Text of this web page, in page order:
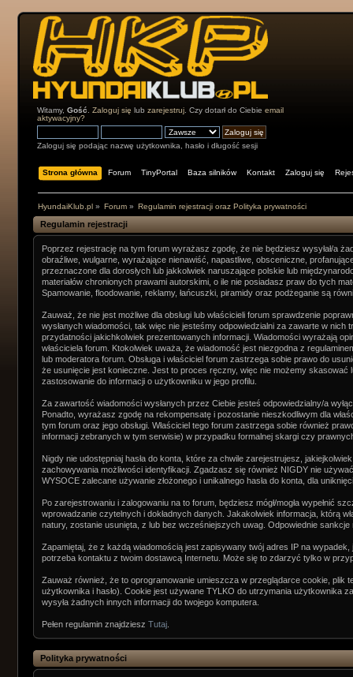
Witamy,Gość .Zaloguj się lubzarejestruj . Czy dotarł do Ciebieemail
aktywacyjny?
Zaloguj się podając nazwę użytkownika, hasło i długość sesji
Strona główna Forum TinyPortal Baza silników Kontakt Zaloguj się
HyundaiKlub.pl» Forum» Regulamin rejestracji oraz Polityka prywatności
Regulamin rejestracji
Poprzez rejestrację na tym forum wyrażasz zgodę, że nie będziesz wysyłał/a
obraźliwe, wulgarne, wyrażające nienawiść, napastliwe, obsceniczne,
przeznaczone dla dorosłych lub jakkolwiek naruszające polskie lub
materiałów chronionych prawami autorskimi, o ile nie posiadasz praw do tych
Spamowanie, floodowanie, reklamy, łańcuszki, piramidy oraz podżeganie są
Zauważ, że nie jest możliwe dla obsługi lub właścicieli forum sprawdzenie
wysłanych wiadomości, tak więc nie jesteśmy odpowiedzialni za zawarte w nich
przydatności jakichkolwiek prezentowanych informacji. Wiadomości wyrażają
właściciela forum. Ktokolwiek uważa, że wiadomość jest niezgodna z
lub moderatora forum. Obsługa i właściciel forum zastrzega sobie prawo do
że usunięcie jest konieczne. Jest to proces ręczny, więc nie możemy
zastosowanie do informacji o użytkowniku w jego profilu.
Za zawartość wiadomości wysłanych przez Ciebie jesteś odpowiedzialny/a
Ponadto, wyrażasz zgodę na rekompensatę i pozostanie nieszkodliwym dla
tym forum oraz jego obsługi. Właściciel tego forum zastrzega sobie również
informacji zebranych w tym serwisie) w przypadku formalnej skargi czy
Nigdy nie udostępniaj hasła do konta, które za chwile zarejestrujesz,
zachowywania możliwości identyfikacji. Zgadzasz się również NIGDY nie
WYSOCE zalecane używanie złożonego i unikalnego hasła do konta, dla
Po zarejestrowaniu i zalogowaniu na to forum, będziesz mógł/mogła wypełnić
wprowadzanie czytelnych i dokładnych danych. Jakakolwiek informacja, którą
natury, zostanie usunięta, z lub bez wcześniejszych uwag. Odpowiednie sankcje
Zapamiętaj, że z każdą wiadomością jest zapisywany twój adres IP na
potrzeba kontaktu z twoim dostawcą Internetu. Może się to zdarzyć tylko w
Zauważ również, że to oprogramowanie umieszcza w przeglądarce cookie, plik
użytkownika i hasło). Cookie jest używane TYLKO do utrzymania użytkownika
wysyła żadnych innych informacji do twojego komputera.
Pełen regulamin znajdzieszTutaj
Polityka prywatności